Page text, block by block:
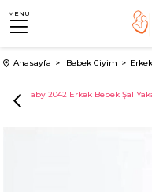
MENU
Anasayfa Bebek Giyim
Pugi Baby 2042 Erkek Bebek Şal